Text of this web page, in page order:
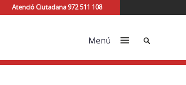
Atenció Ciutadana 972 511 108
Menú Cerca